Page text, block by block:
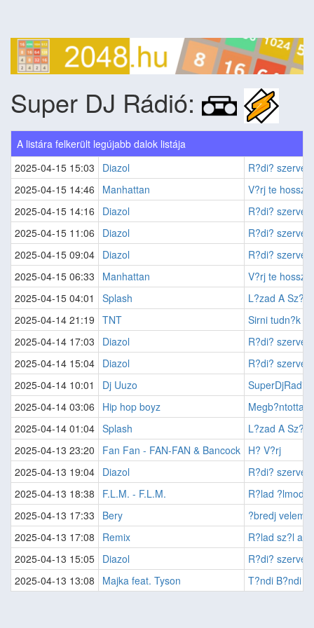
Super DJ Rádió:
A listára felkerült legújabb dalok listája
2025-04-15 15:03
Diazol
R?di? szerver
2025-04-15 14:46
Manhattan
V?rj te
2025-04-15 14:16
Diazol
R?di? szerver
2025-04-15 11:06
Diazol
R?di? szerver
2025-04-15 09:04 Diazol
R?di? szerver
2025-04-15 06:33
Manhattan
V?rj te
2025-04-15 04:01
Splash
L?zad A
2025-04-14 21:19 TNT
Sirni tudn?k
2025-04-14 17:03
Diazol
R?di? szerver
2025-04-14 15:04 Diazol
R?di? szerver
2025-04-14 10:01
Dj Uuzo
2025-04-14 03:06
Hip hop boyz
Megb?ntottak
2025-04-14 01:04 Splash
L?zad A
2025-04-13 23:20
Fan Fan - FAN-FAN & Bancock H? V?rj
2025-04-13 19:04 Diazol
R?di? szerver
2025-04-13 18:38
F.L.M. - F.L.M.
R?lad
2025-04-13 17:33
Bery
?bredj velem
2025-04-13 17:08
Remix
R?lad sz?l az
2025-04-13 15:05 Diazol
R?di? szerver
2025-04-13 13:08
Majka feat. Tyson T?ndi B?ndi